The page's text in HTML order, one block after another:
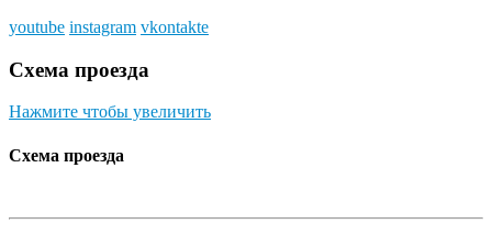
youtube instagram vkontakte
Схема проезда
Нажмите чтобы увеличить
Схема проезда